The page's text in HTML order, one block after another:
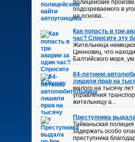
полицейские
подозреваемого в
на основа...
Как попасть в три
час? Спросите эту
Жительница
Цинновиц, что
Балтийского моря,
84-летнюю
лишили прав на
малого на тысячу
управления
жительницу а...
Преступника
Тайваньская полиция
задержать особо
преступника